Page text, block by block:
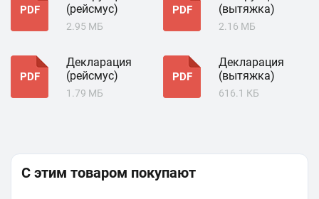
PDF
(рейсмус)
2.95 МБ
PDF
(вытяжка)
2.16 МБ
PDF
Декларация
(рейсмус)
1.79 МБ
PDF
Декларация
(вытяжка)
616.1 КБ
С этим товаром покупают